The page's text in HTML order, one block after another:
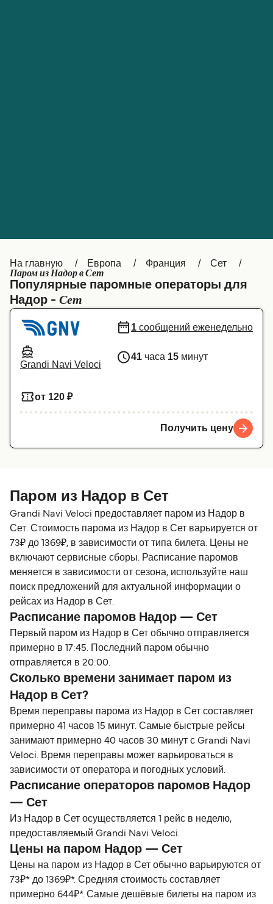
Italia Canada (FR)
Canada België (NL)
Ελλάδα Belgique (FR)
Polska Deutschland
Schweiz (DE) Norge
На главную Европа Франция Сет
Паром из Надор в Сет
Популярные паромные операторы для
Надор - Сет
Grandi Navi Veloci
1 сообщений еженедельно
41 часа 15 минут
от 120 ₽
Получить цену
Паром из Надор в Сет
Grandi Navi Veloci предоставляет паром из Надор в
Сет. Стоимость парома из Надор в Сет варьируется от
73₽ до 1369₽, в зависимости от типа билета. Цены не
включают сервисные сборы. Расписание паромов
меняется в зависимости от сезона, используйте наш
поиск предложений для актуальной информации о
рейсах из Надор в Сет.
Расписание паромов Надор — Сет
Первый паром из Надор в Сет обычно отправляется
примерно в 17:45. Последний паром обычно
отправляется в 20:00.
Сколько времени занимает паром из
Надор в Сет?
Время переправы парома из Надор в Сет составляет
примерно 41 часов 15 минут. Самые быстрые рейсы
занимают примерно 40 часов 30 минут с Grandi Navi
Veloci. Время переправы может варьироваться в
зависимости от оператора и погодных условий.
Расписание операторов паромов Надор
— Сет
Из Надор в Сет осуществляется 1 рейс в неделю,
предоставляемый Grandi Navi Veloci.
Цены на паром Надор — Сет
Цены на паром из Надор в Сет обычно варьируются от
73₽* до 1369₽*. Средняя стоимость составляет
примерно 644₽*. Самые дешёвые билеты на паром из